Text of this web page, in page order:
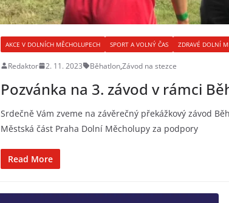
AKCE V DOLNÍCH MĚCHOLUPECH SPORT A VOLNÝ ČAS ZDRAVÉ DOLNÍ
Redaktor 2. 11. 2023 Běhatlon,Závod na stezce
Pozvánka na 3. závod v rámci
Srdečně Vám zveme na závěrečný překážkový závod
Městská část Praha Dolní Měcholupy za podpory
Read More